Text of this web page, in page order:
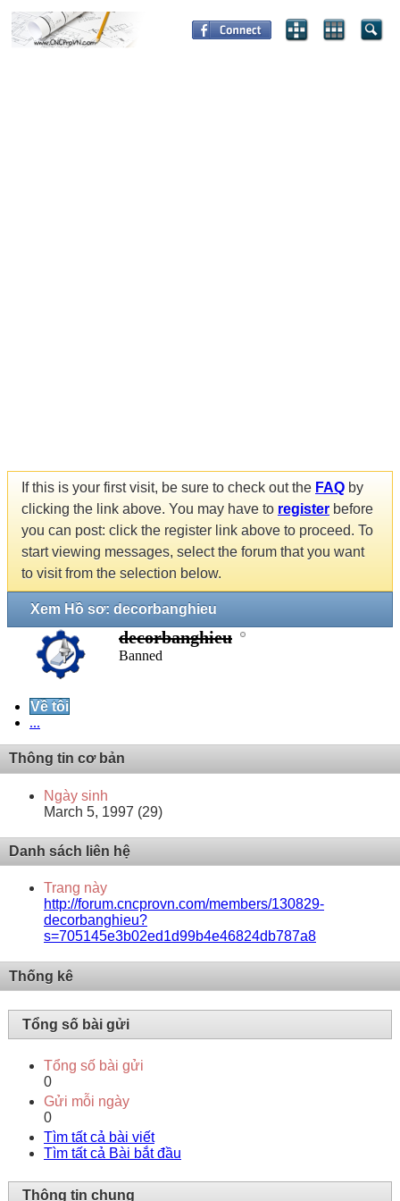
If this is your first visit, be sure to check out the FAQ by
clicking the link above. You may have to register before
you can post: click the register link above to proceed. To
start viewing messages, select the forum that you want
to visit from the selection below.
Xem Hồ sơ: decorbanghieu
decorbanghieu
Banned
Về tôi
...
Thông tin cơ bản
Ngày sinh
March 5, 1997 (29)
Danh sách liên hệ
Trang này
http://forum.cncprovn.com/members/130829-
decorbanghieu?
s=705145e3b02ed1d99b4e46824db787a8
Thống kê
Tổng số bài gửi
Tổng số bài gửi
0
Gửi mỗi ngày
0
Tìm tất cả bài viết
Tìm tất cả Bài bắt đầu
Thông tin chung